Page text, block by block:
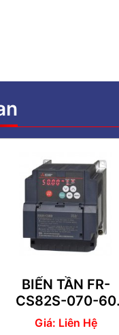
BIẾN TẦN FR-
CS82S-070-60
MITSUBISHI
Giá: Liên Hệ